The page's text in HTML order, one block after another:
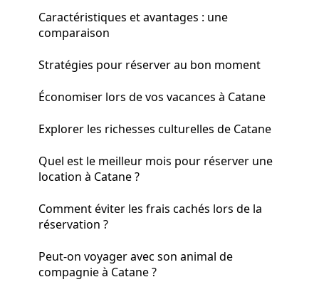
Caractéristiques et avantages : une
comparaison
Stratégies pour réserver au bon moment
Économiser lors de vos vacances à Catane
Explorer les richesses culturelles de Catane
Quel est le meilleur mois pour réserver une
location à Catane ?
Comment éviter les frais cachés lors de la
réservation ?
Peut-on voyager avec son animal de
compagnie à Catane ?